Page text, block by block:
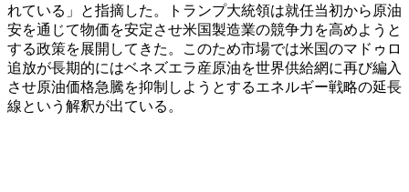
れている」と指摘した。トランプ大統領は就任当初から原油
安を通じて物価を安定させ米国製造業の競争力を高めようと
する政策を展開してきた。このため市場では米国のマドゥロ
追放が長期的にはベネズエラ産原油を世界供給網に再び編入
させ原油価格急騰を抑制しようとするエネルギー戦略の延長
線という解釈が出ている。